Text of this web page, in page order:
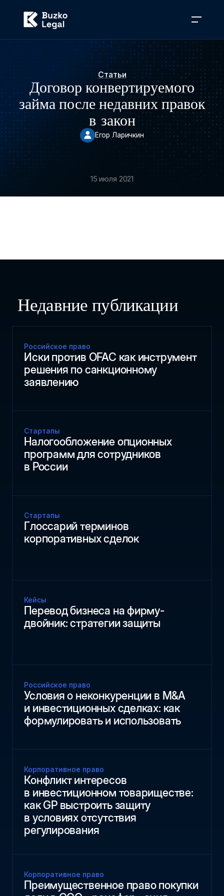
Статьи
Договор конвертируемого
займа после недавних правок
в закон
Егор Ларичкин
15 июля 2021
Недавние публикации
Российское право
Иски против OFAC как инструмент
решения по санкционному
заявлению
Стартапы
Налогообложение опционных
программ для сотрудников
в России
Стартапы
Глоссарий терминов
корпоративных сделок
Кейсы
Перевод бизнеса на фирму-
двойник: стратегии защиты
Российское право
Условия о неконкуренции в M&A
и инвестиционных сделках: как
формулировать и использовать
Корпоративное право
Конфликт интересов
в инвестиционном товариществе:
как GP выстроить защиту
в условиях отсутствия
регулирования
Корпоративное право
Преимущественное право покупки